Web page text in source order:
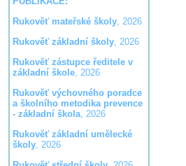
Rukověť mateřské školy, 2026
Rukověť základní školy, 2026
Rukověť zástupce ředitele v
základní škole, 2026
Rukověť výchovného poradce
a školního metodika prevence
- základní škola, 2026
Rukověť základní umělecké
školy, 2026